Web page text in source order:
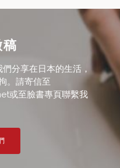
分享在日本的生活，
。請寄信至
或至臉書專頁聯繫我